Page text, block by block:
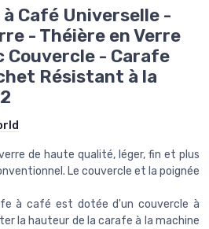
à Café Universelle -
- Théière en Verre
Couvercle - Carafe
Résistant à la
verre de haute qualité, léger, fin et plus
Le couvercle et la poignée
à café est dotée d'un couvercle à
la hauteur de la carafe à la machine